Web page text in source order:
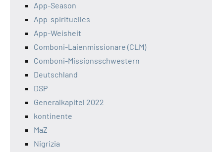
App-Season
App-spirituelles
App-Weisheit
Comboni-Laienmissionare (CLM)
Comboni-Missionsschwestern
Deutschland
DSP
Generalkapitel 2022
kontinente
MaZ
Nigrizia